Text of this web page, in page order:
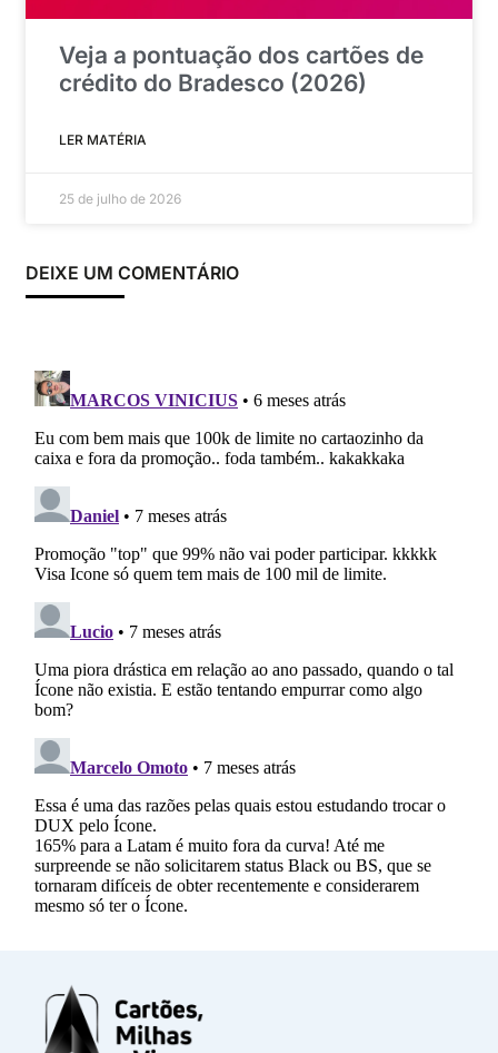
Veja a pontuação dos cartões de
crédito do Bradesco (2026)
LER MATÉRIA
25 de julho de 2026
DEIXE UM COMENTÁRIO